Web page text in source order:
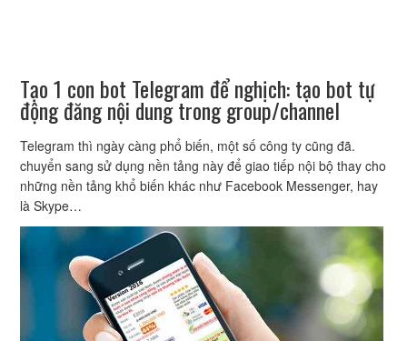
Tạo 1 con bot Telegram để nghịch: tạo bot tự
động đăng nội dung trong group/channel
Telegram thì ngày càng phổ biến, một số công ty cũng đã.
chuyển sang sử dụng nền tảng này để giao tiếp nội bộ thay cho
những nền tảng khổ biến khác như Facebook Messenger, hay
là Skype…